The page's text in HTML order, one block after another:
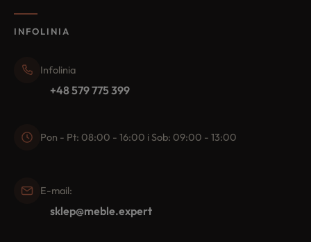
INFOLINIA
Infolinia
+48 579 775 399
Pon - Pt: 08:00 - 16:00 i Sob: 09:00 - 13:00
E-mail:
sklep@meble.expert